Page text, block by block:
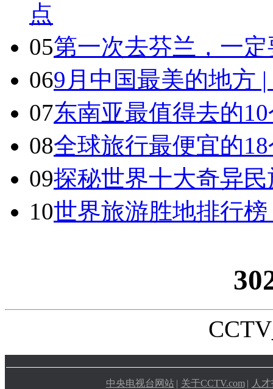
点
05第一次去芬兰，一
069月中国最美的地方
07东南亚最值得去的
08全球旅行最便宜的
09探秘世界十大奇异
10世界旅游胜地排行
中央电视台网站 | 关于CCTV.com | 人